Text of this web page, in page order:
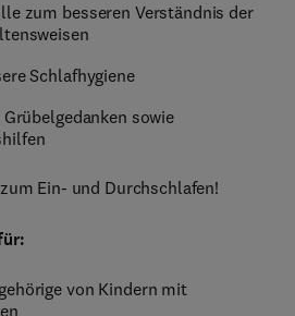
zum besseren Verständnis der
Schlafhygiene
sowie
Ein- und Durchschlafen!
von Kindern mit